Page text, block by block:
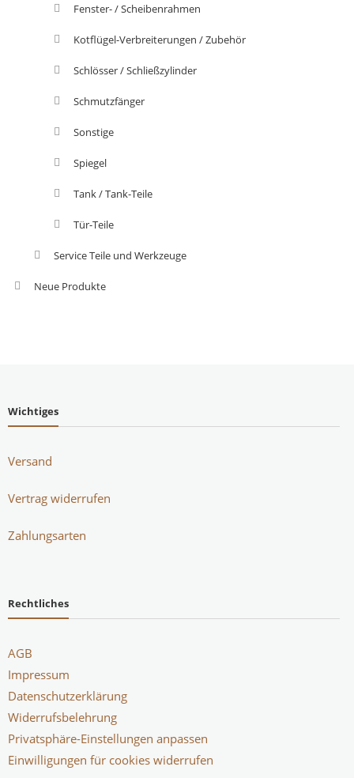
Fenster- / Scheibenrahmen
Kotflügel-Verbreiterungen / Zubehör
Schlösser / Schließzylinder
Schmutzfänger
Sonstige
Spiegel
Tank / Tank-Teile
Tür-Teile
Service Teile und Werkzeuge
Neue Produkte
Wichtiges
Versand
Vertrag widerrufen
Zahlungsarten
Rechtliches
AGB
Impressum
Datenschutzerklärung
Widerrufsbelehrung
Privatsphäre-Einstellungen anpassen
Einwilligungen für cookies widerrufen